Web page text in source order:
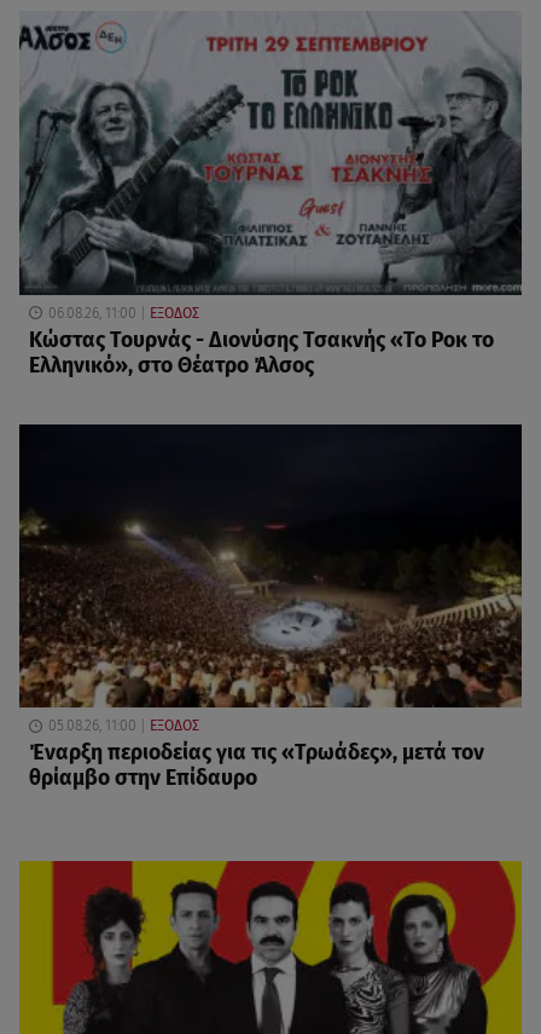
06.08.26, 11:00 ΕΞΟΔΟΣ
Κώστας Τουρνάς - Διονύσης Τσακνής «Το Ροκ το
Ελληνικό», στο Θέατρο Άλσος
05.08.26, 11:00 ΕΞΟΔΟΣ
Έναρξη περιοδείας για τις «Τρωάδες», μετά τον
θρίαμβο στην Επίδαυρο